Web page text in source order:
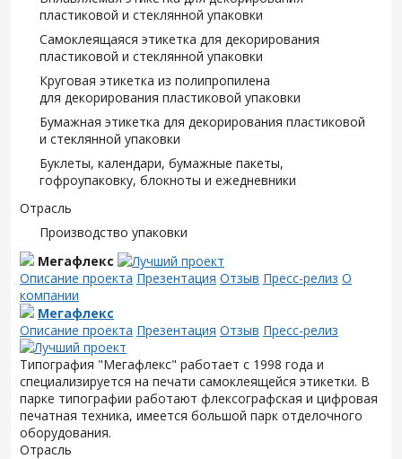
пластиковой и стеклянной упаковки
Самоклеящаяся этикетка для декорирования
пластиковой и стеклянной упаковки
Круговая этикетка из полипропилена
для декорирования пластиковой упаковки
Бумажная этикетка для декорирования пластиковой
и стеклянной упаковки
Буклеты, календари, бумажные пакеты,
гофроупаковку, блокноты и ежедневники
Отрасль
Производство упаковки
Мегафлекс
Описание проекта Презентация Отзыв Пресс-релиз О
компании
Мегафлекс
Описание проекта Презентация Отзыв Пресс-релиз
Типография "Мегафлекс" работает с 1998 года и
специализируется на печати самоклеящейся этикетки. В
парке типографии работают флексографская и цифровая
печатная техника, имеется большой парк отделочного
оборудования.
Отрасль